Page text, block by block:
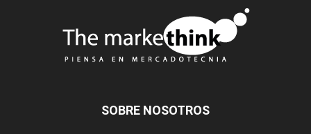
SOBRE NOSOTROS